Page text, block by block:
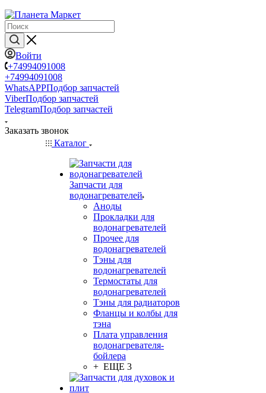
Войти
+74994091008
+74994091008
WhatsAPPПодбор запчастей
ViberПодбор запчастей
TelegramПодбор запчастей
Заказать звонок
Каталог
Запчасти для
водонагревателей
Аноды
Прокладки для
водонагревателей
Прочее для
водонагревателей
Тэны для
водонагревателей
Термостаты для
водонагревателей
Тэны для радиаторов
Фланцы и колбы для
тэна
Плата управления
водонагревателя-
бойлера
+ ЕЩЕ 3